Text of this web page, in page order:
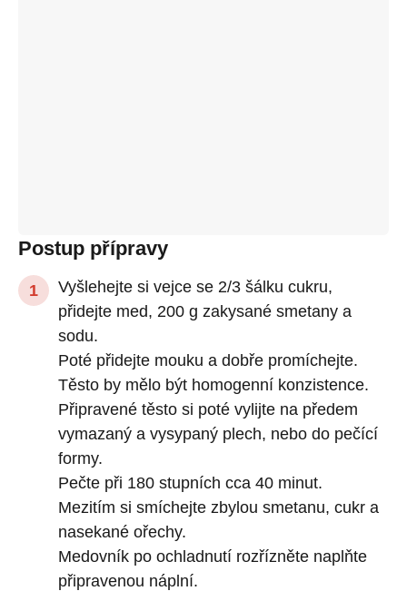
Postup přípravy
Vyšlehejte si vejce se 2/3 šálku cukru,
přidejte med, 200 g zakysané smetany a
sodu.
Poté přidejte mouku a dobře promíchejte.
Těsto by mělo být homogenní konzistence.
Připravené těsto si poté vylijte na předem
vymazaný a vysypaný plech, nebo do pečící
formy.
Pečte při 180 stupních cca 40 minut.
Mezitím si smíchejte zbylou smetanu, cukr a
nasekané ořechy.
Medovník po ochladnutí rozřízněte naplňte
připravenou náplní.